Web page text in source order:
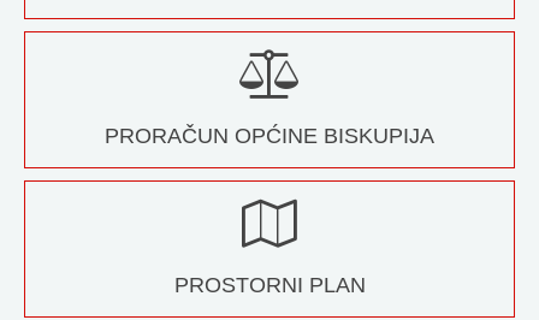
PRORAČUN OPĆINE BISKUPIJA
PROSTORNI PLAN